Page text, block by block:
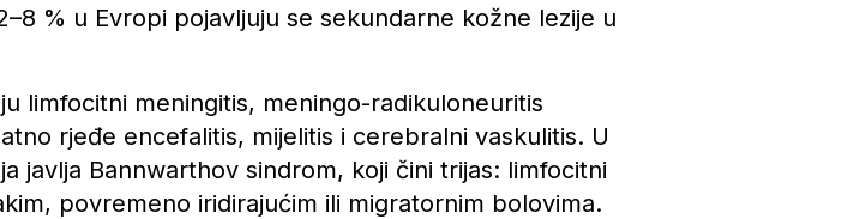
% u Evropi pojavljuju se sekundarne kožne lezije u
limfocitni meningitis, meningo-radikuloneuritis
rjeđe encefalitis, mijelitis i cerebralni vaskulitis. U
javlja Bannwarthov sindrom, koji čini trijas: limfocitni
povremeno iridirajućim ili migratornim bolovima.